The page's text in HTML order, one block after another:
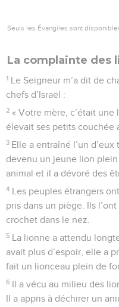
Seuls les Évangiles sont
La complainte des
1 Le Seigneur m’a dit de
chefs d’Israël :
2 « Votre mère, c’était
élevait ses petits couchée
3 Elle a entraîné l’un
devenu un jeune lion
animal et il a dévoré des
4 Les peuples étrangers
pris dans un piège. Ils
crochet dans le nez.
5 La lionne a attendu
avait plus d’espoir, elle a
fait un lionceau plein de
6 Il a vécu au milieu des
Il a appris à déchirer un